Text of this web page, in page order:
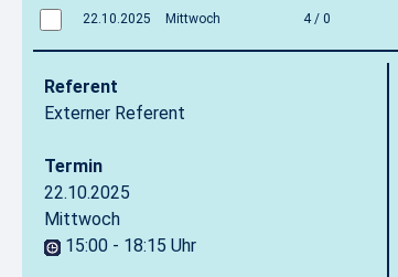
22.10.2025 Mittwoch 4 / 0
Referent
Externer Referent
Termin
22.10.2025
Mittwoch
15:00 - 18:15 Uhr